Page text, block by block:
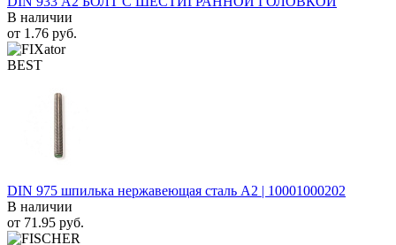
В наличии
от 1.76 руб.
BEST
DIN 975 шпилька нержавеющая сталь A2 | 10001000202
В наличии
от 71.95 руб.